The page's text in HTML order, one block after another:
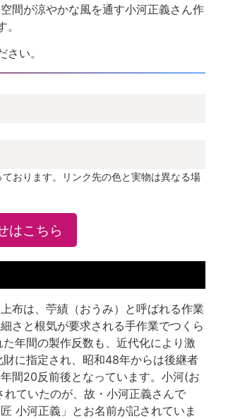
間が涼やかな風を通す小河正義さん作
い。
おります。リンク先の色と実物は異なる場
はこちら
布は、苧績（おうみ）と呼ばれる作業
さと根気が要求される手作業でつくら
年間の製作反数も、近代化により激
に指定され、昭和48年からは後継者
間20反前後となっています。小河(お
ていたのが、故・小河正義さんで
小河正義」とお名前が記されていま